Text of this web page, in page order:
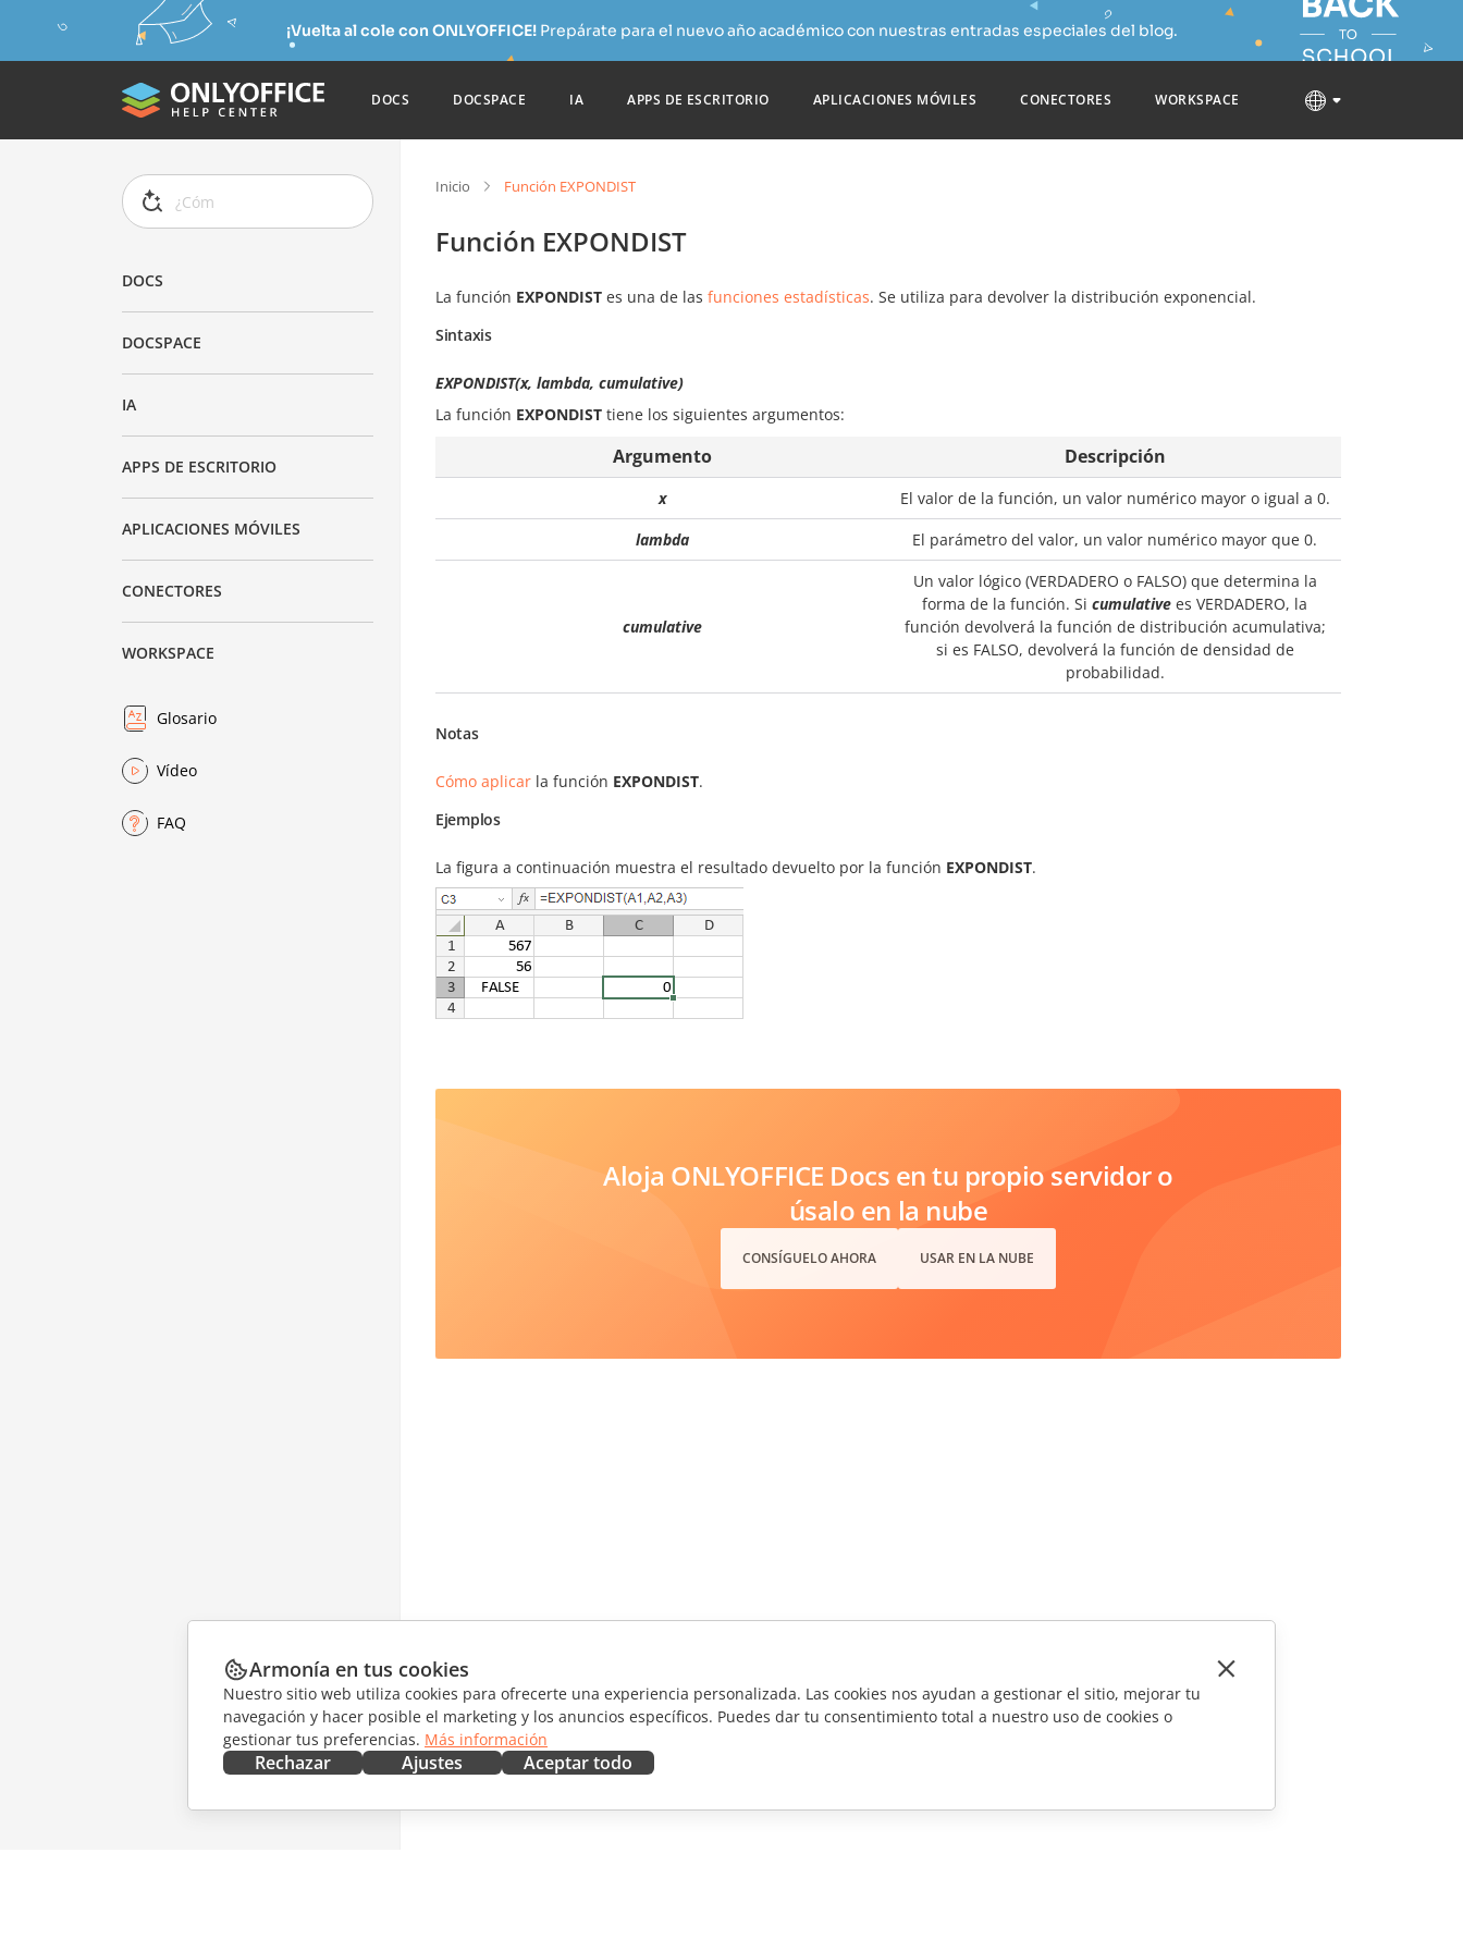
¡Vuelta al cole con ONLYOFFICE!Prepárate para el nuevo año académico con nuestras entradas especiales del blog.
DOCS DOCSPACE IA APPS DE ESCRITORIO APLICACIONES MÓVILES CONECTORES WORKSPACE
DOCS
DOCSPACE
IA
APPS DE ESCRITORIO
APLICACIONES MÓVILES
CONECTORES
WORKSPACE
Glosario
Vídeo
FAQ
Inicio Función EXPONDIST
Función EXPONDIST
La función EXPONDIST es una de las funciones estadísticas. Se utiliza para devolver la distribución exponencial.
Sintaxis
EXPONDIST(x, lambda, cumulative)
La función EXPONDIST tiene los siguientes argumentos:
Argumento Descripción
x
El valor de la función, un valor numérico mayor o igual a 0.
lambda
El parámetro del valor, un valor numérico mayor que 0.
cumulative
Un valor lógico (VERDADERO o FALSO) que determina la
forma de la función. Si cumulative es VERDADERO, la
función devolverá la función de distribución acumulativa;
si es FALSO, devolverá la función de densidad de
probabilidad.
Notas
Cómo aplicar la función EXPONDIST.
Ejemplos
La figura a continuación muestra el resultado devuelto por la función EXPONDIST.
Aloja ONLYOFFICE Docs en tu propio servidor o
úsalo en la nube
CONSÍGUELO AHORA USAR EN LA NUBE
Armonía en tus cookies
Nuestro sitio web utiliza cookies para ofrecerte una experiencia personalizada. Las cookies nos ayudan a gestionar el sitio, mejorar tu
navegación y hacer posible el marketing y los anuncios específicos. Puedes dar tu consentimiento total a nuestro uso de cookies o
gestionar tus preferencias. Más información
Rechazar Ajustes Aceptar todo